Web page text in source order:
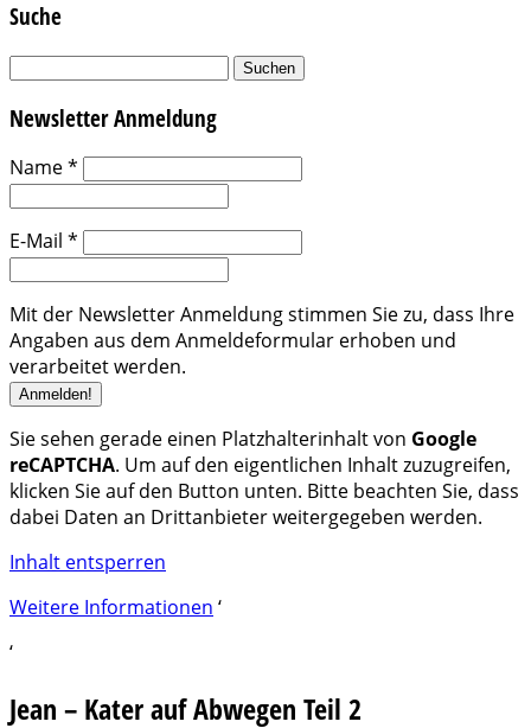
Suche
Suchen
Newsletter Anmeldung
Name*
E-Mail *
Mit der Newsletter Anmeldung stimmen Sie zu, dass Ihre
Angaben aus dem Anmeldeformular erhoben und
verarbeitet werden.
Sie sehen gerade einen Platzhalterinhalt von Google
reCAPTCHA. Um auf den eigentlichen Inhalt zuzugreifen,
klicken Sie auf den Button unten. Bitte beachten Sie, dass
dabei Daten an Drittanbieter weitergegeben werden.
Inhalt entsperren
Weitere Informationen ‘
‘
Jean – Kater auf Abwegen Teil 2